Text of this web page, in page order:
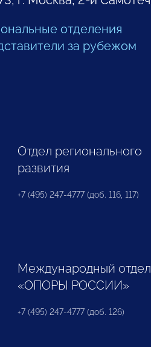
отделения
за рубежом
Отдел регионального
развития
+7 (495) 247-4777 (доб. 116, 117)
Международный отдел
«ОПОРЫ РОССИИ»
+7 (495) 247-4777 (доб. 126)